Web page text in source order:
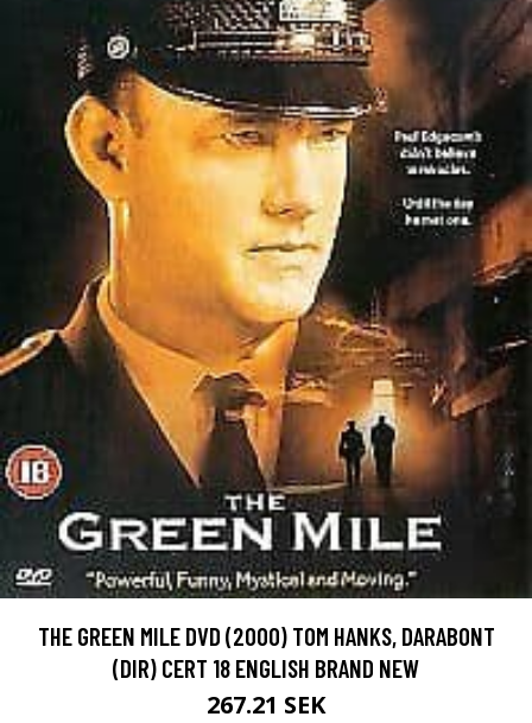
THE GREEN MILE DVD (2000) TOM HANKS, DARABONT
(DIR) CERT 18 ENGLISH BRAND NEW
267.21 SEK